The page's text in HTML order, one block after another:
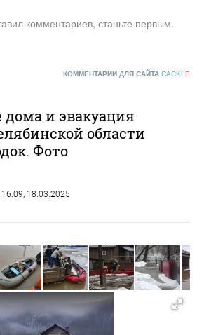
комментариев, станьте первым.
КОММЕНТАРИИ ДЛЯ САЙТА CACKL E
и эвакуация
области
Фото
16:09, 18.03.2025